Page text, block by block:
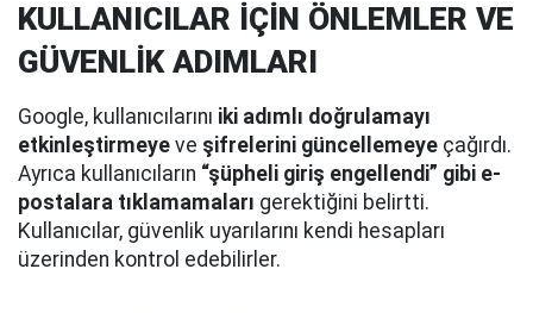
KULLANICILAR İÇİN ÖNLEMLER VE
GÜVENLİK ADIMLARI
Google, kullanıcılarını iki adımlı doğrulamayı
etkinleştirmeye ve şifrelerini güncellemeye çağırdı.
Ayrıca kullanıcıların “şüpheli giriş engellendi” gibi e-
postalara tıklamamaları gerektiğini belirtti.
Kullanıcılar, güvenlik uyarılarını kendi hesapları
üzerinden kontrol edebilirler.